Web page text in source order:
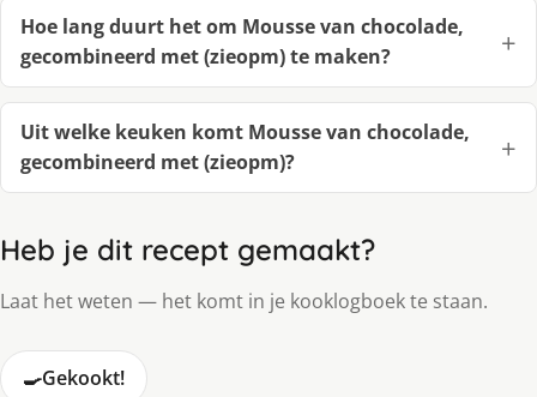
Hoe lang duurt het om Mousse van chocolade,
gecombineerd met (zieopm) te maken?
Uit welke keuken komt Mousse van chocolade,
gecombineerd met (zieopm)?
Heb je dit recept gemaakt?
Laat het weten — het komt in je kooklogboek te staan.
🍳Gekookt!